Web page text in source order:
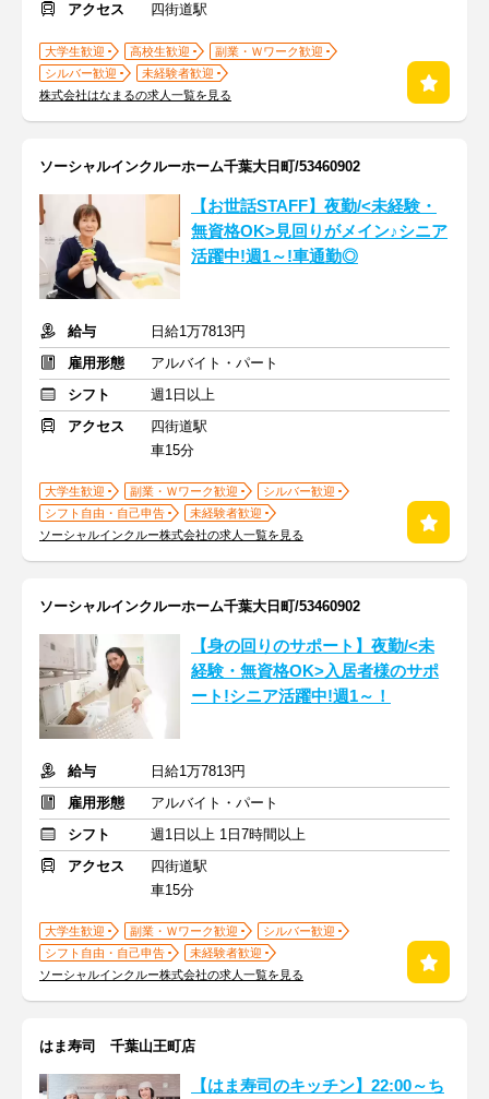
アクセス
四街道駅
大学生歓迎 高校生歓迎
副業・Ｗワーク歓迎
シルバー歓迎
未経験者歓迎
株式会社はなまるの求人一覧を見る
ソーシャルインクルーホーム千葉大日町/53460902
【お世話STAFF】夜勤/<未経験・
無資格OK>見回りがメイン♪シニア
活躍中!週1～!車通勤◎
給与
日給1万7813円
雇用形態
アルバイト・パート
シフト
週1日以上
アクセス
四街道駅
車15分
大学生歓迎 副業・Ｗワーク歓迎
シルバー歓迎
シフト自由・自己申告
未経験者歓迎
ソーシャルインクルー株式会社の求人一覧を見る
ソーシャルインクルーホーム千葉大日町/53460902
【身の回りのサポート】夜勤/<未
経験・無資格OK>入居者様のサポ
ート!シニア活躍中!週1～！
給与
日給1万7813円
雇用形態
アルバイト・パート
シフト
週1日以上 1日7時間以上
アクセス
四街道駅
車15分
大学生歓迎 副業・Ｗワーク歓迎
シルバー歓迎
シフト自由・自己申告
未経験者歓迎
ソーシャルインクルー株式会社の求人一覧を見る
はま寿司 千葉山王町店
【はま寿司のキッチン】22:00～ち